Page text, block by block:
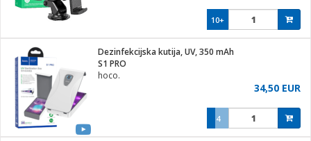
10+
Dezinfekcijska kutija, UV, 350 mAh
S1 PRO
hoco.
34,50 EUR
4